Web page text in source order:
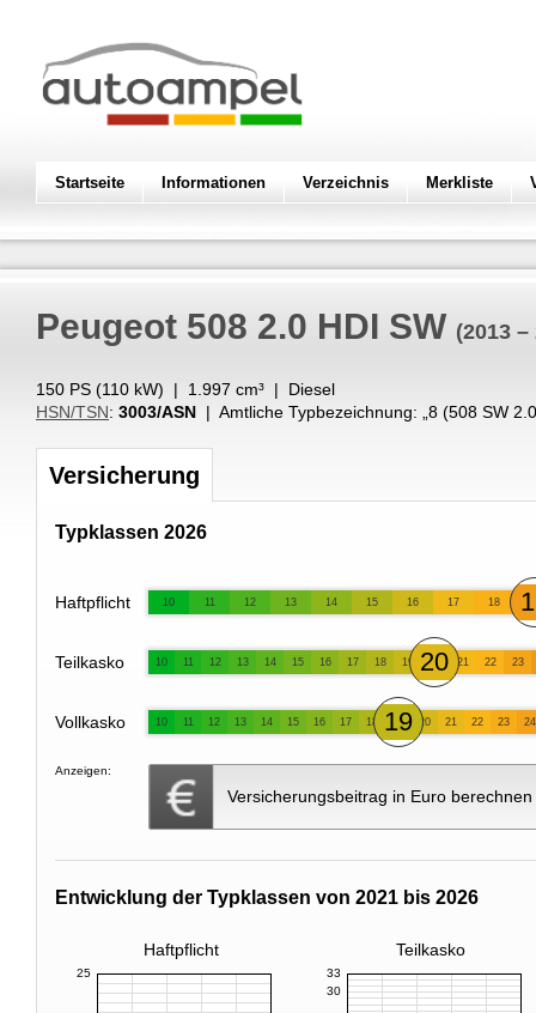
Startseite Informationen Verzeichnis Merkliste
Peugeot 508 2.0 HDI SW (2013 –
150 PS (110 kW) | 1.997 cm³ | Diesel
HSN/TSN: 3003/ASN | Amtliche Typbezeichnung: „ 8 (508 SW
Versicherung
Typklassen 2026
Haftpflicht 10 11 12 13 14 15 16 17 18
Teilkasko 10 11 12 13 14 15 16 17 18 19 20 21 22 23
Vollkasko 10 11 12 13 14 15 16 17 18 19 20 21 22 23 24
Anzeigen:
Versicherungsbeitrag in Euro berechnen
Entwicklung der Typklassen von 2021 bis 2026
Haftpflicht Teilkasko
25
30
33